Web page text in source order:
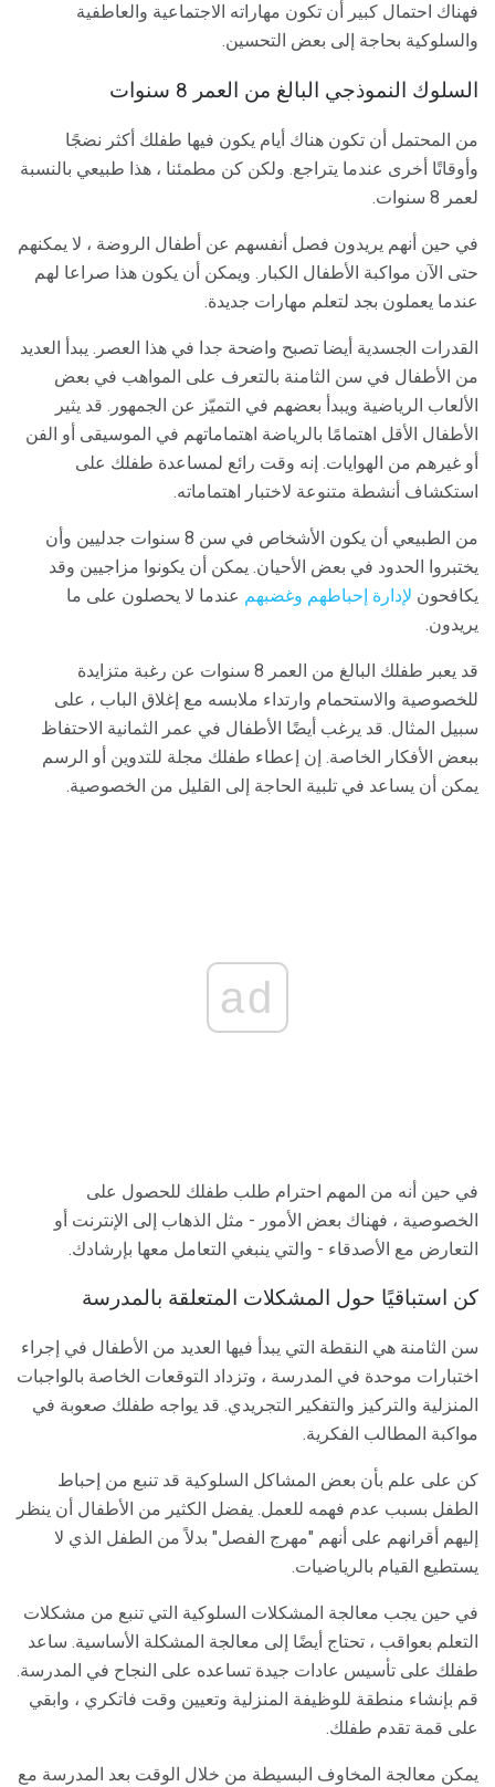
فهناك احتمال كبير أن تكون مهاراته الاجتماعية والعاطفية
والسلوكية بحاجة إلى بعض التحسين.
السلوك النموذجي البالغ من العمر 8 سنوات
من المحتمل أن تكون هناك أيام يكون فيها طفلك أكثر نضجًا
وأوقاتًا أخرى عندما يتراجع. ولكن كن مطمئنا ، هذا طبيعي بالنسبة
لعمر 8 سنوات.
في حين أنهم يريدون فصل أنفسهم عن أطفال الروضة ، لا يمكنهم
حتى الآن مواكبة الأطفال الكبار. ويمكن أن يكون هذا صراعا لهم
عندما يعملون بجد لتعلم مهارات جديدة.
القدرات الجسدية أيضا تصبح واضحة جدا في هذا العصر. يبدأ العديد
من الأطفال في سن الثامنة بالتعرف على المواهب في بعض
الألعاب الرياضية ويبدأ بعضهم في التميّز عن الجمهور. قد يثير
الأطفال الأقل اهتمامًا بالرياضة اهتماماتهم في الموسيقى أو الفن
أو غيرهم من الهوايات. إنه وقت رائع لمساعدة طفلك على
استكشاف أنشطة متنوعة لاختبار اهتماماته.
من الطبيعي أن يكون الأشخاص في سن 8 سنوات جدليين وأن
يختبروا الحدود في بعض الأحيان. يمكن أن يكونوا مزاجيين وقد
يكافحون لإدارة إحباطهم وغضبهم عندما لا يحصلون على ما
يريدون.
قد يعبر طفلك البالغ من العمر 8 سنوات عن رغبة متزايدة
للخصوصية والاستحمام وارتداء ملابسه مع إغلاق الباب ، على
سبيل المثال. قد يرغب أيضًا الأطفال في عمر الثمانية الاحتفاظ
ببعض الأفكار الخاصة. إن إعطاء طفلك مجلة للتدوين أو الرسم
يمكن أن يساعد في تلبية الحاجة إلى القليل من الخصوصية.
ad
في حين أنه من المهم احترام طلب طفلك للحصول على
الخصوصية ، فهناك بعض الأمور - مثل الذهاب إلى الإنترنت أو
التعارض مع الأصدقاء - والتي ينبغي التعامل معها بإرشادك.
كن استباقيًا حول المشكلات المتعلقة بالمدرسة
سن الثامنة هي النقطة التي يبدأ فيها العديد من الأطفال في إجراء
اختبارات موحدة في المدرسة ، وتزداد التوقعات الخاصة بالواجبات
المنزلية والتركيز والتفكير التجريدي. قد يواجه طفلك صعوبة في
مواكبة المطالب الفكرية.
كن على علم بأن بعض المشاكل السلوكية قد تنبع من إحباط
الطفل بسبب عدم فهمه للعمل. يفضل الكثير من الأطفال أن ينظر
إليهم أقرانهم على أنهم "مهرج الفصل" بدلاً من الطفل الذي لا
يستطيع القيام بالرياضيات.
في حين يجب معالجة المشكلات السلوكية التي تنبع من مشكلات
التعلم بعواقب ، تحتاج أيضًا إلى معالجة المشكلة الأساسية. ساعد
طفلك على تأسيس عادات جيدة تساعده على النجاح في المدرسة.
ﻗﻢ ﺑﺈﻧﺸﺎء ﻣﻨﻄﻘﺔ ﻟﻠﻮﻇﻴﻔﺔ اﻟﻤﻨﺰﻟﻴﺔ وﺗﻌﻴﻴﻦ وﻗﺖ ﻓﺎﺗﻜﺮي ، واﺑﻘﻲ
ﻋﻠﻰ ﻗﻤﺔ ﺗﻘﺪم ﻃﻔﻠﻚ.
يمكن معالجة المخاوف البسيطة من خلال الوقت بعد المدرسة مع